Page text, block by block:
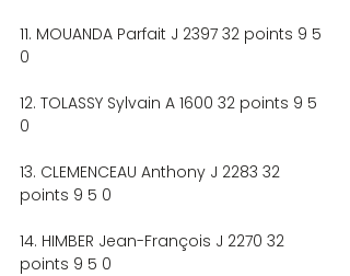
11. MOUANDA Parfait J 2397 32 points 9 5
0
12. TOLASSY Sylvain A 1600 32 points 9 5
0
13. CLEMENCEAU Anthony J 2283 32
points 9 5 0
14. HIMBER Jean-François J 2270 32
points 9 5 0